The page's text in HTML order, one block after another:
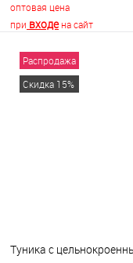
оптовая цена
при входена сайт
Распродажа
Скидка 15%
Туника с